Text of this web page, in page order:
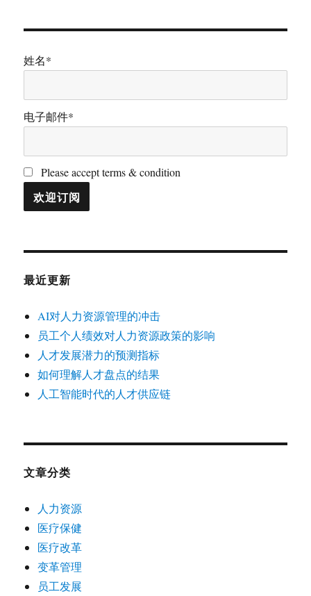
姓名*
电子邮件*
Please accept terms & condition
最近更新
AI对人力资源管理的冲击
员工个人绩效对人力资源政策的影响
人才发展潜力的预测指标
如何理解人才盘点的结果
人工智能时代的人才供应链
文章分类
人力资源
医疗保健
医疗改革
变革管理
员工发展